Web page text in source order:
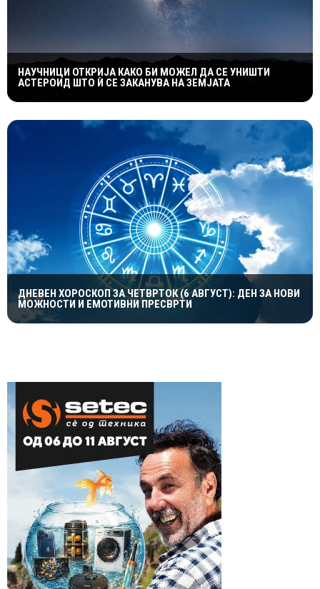
НАУЧНИЦИ ОТКРИЈА КАКО БИ МОЖЕЛ ДА СЕ УНИШТИ
АСТЕРОИД ШТО Ѝ СЕ ЗАКАНУВА НА ЗЕМЈАТА
ДНЕВЕН ХОРОСКОП ЗА ЧЕТВРТОК (6 АВГУСТ): ДЕН ЗА НОВИ
МОЖНОСТИ И ЕМОТИВНИ ПРЕСВРТИ